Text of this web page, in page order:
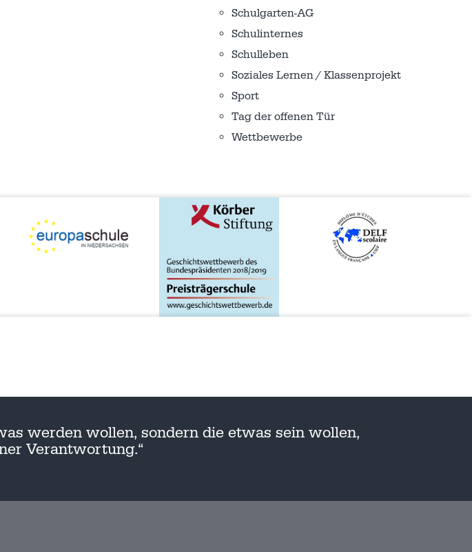
Schulgarten-AG
Schulinternes
Schulleben
Soziales Lernen / Klassenprojekt
Sport
Tag der offenen Tür
Wettbewerbe
werden wollen, sondern die etwas sein wollen,
Verantwortung.“